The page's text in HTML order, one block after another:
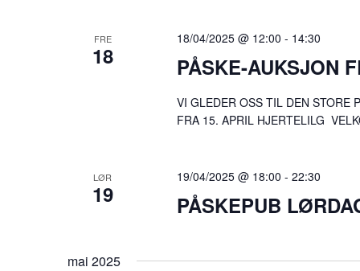
FRE
18
18/04/2025 @ 12:00 - 14:30
PÅSKE-AUKSJON
VI GLEDER OSS TIL DEN STORE
FRA 15. APRIL HJERTELILG
LØR
19
19/04/2025 @ 18:00 - 22:30
PÅSKEPUB
mai 2025